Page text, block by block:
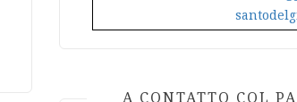
A CONTATTO COL